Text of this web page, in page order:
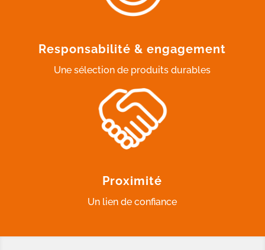
Responsabilité & engagement
Une sélection de produits durables
Proximité
Un lien de confiance